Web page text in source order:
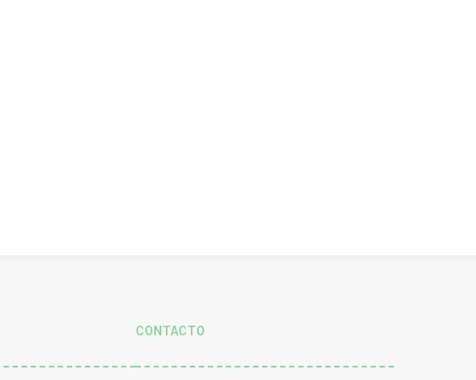
CONTACTO